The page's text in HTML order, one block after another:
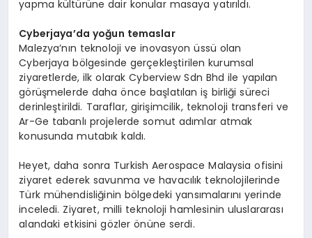
yapma kültürüne dair konular masaya yatırıldı.
Cyberjaya’da yoğun temaslar
Malezya’nın teknoloji ve inovasyon üssü olan
Cyberjaya bölgesinde gerçekleştirilen kurumsal
ziyaretlerde, ilk olarak Cyberview Sdn Bhd ile yapılan
görüşmelerde daha önce başlatılan iş birliği süreci
derinleştirildi. Taraflar, girişimcilik, teknoloji transferi ve
Ar-Ge tabanlı projelerde somut adımlar atmak
konusunda mutabık kaldı.
Heyet, daha sonra Turkish Aerospace Malaysia ofisini
ziyaret ederek savunma ve havacılık teknolojilerinde
Türk mühendisliğinin bölgedeki yansımalarını yerinde
inceledi. Ziyaret, milli teknoloji hamlesinin uluslararası
alandaki etkisini gözler önüne serdi.